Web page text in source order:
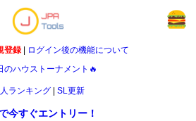
登録|
ログイン後の機能について
のハウストーナメント🔥
ランキング SL更新
今すぐエントリー！